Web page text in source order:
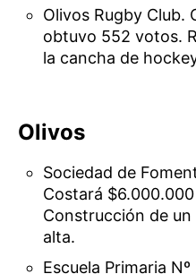
Olivos Rugby Club.
obtuvo 552 votos.
la cancha de
Olivos
Sociedad de
Costará
Construcción de un
alta.
Escuela Primaria